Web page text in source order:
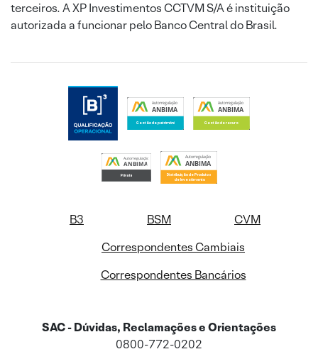
terceiros. A XP Investimentos CCTVM S/A é instituição
autorizada a funcionar pelo Banco Central do Brasil.
B3 BSM
CVM
Correspondentes Cambiais
Correspondentes Bancários
SAC - Dúvidas, Reclamações e Orientações
0800-772-0202